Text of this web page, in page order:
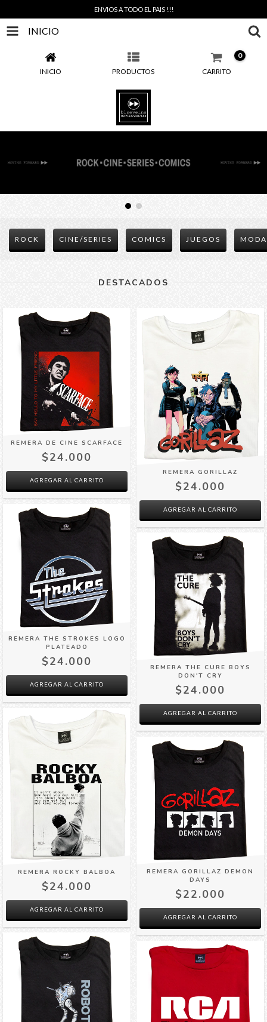
ENVIOS A TODO EL PAIS !!!
INICIO
INICIO PRODUCTOS CARRITO
0
ROCK CINE/SERIES COMICS JUEGOS MODA
DESTACADOS
REMERA DE CINE SCARFACE
$24.000
AGREGAR AL CARRITO
REMERA GORILLAZ
$24.000
AGREGAR AL CARRITO
REMERA THE STROKES LOGO
PLATEADO
$24.000
AGREGAR AL CARRITO
REMERA THE CURE BOYS
DON'T CRY
$24.000
AGREGAR AL CARRITO
REMERA ROCKY BALBOA
$24.000
AGREGAR AL CARRITO
REMERA GORILLAZ DEMON
DAYS
$22.000
AGREGAR AL CARRITO